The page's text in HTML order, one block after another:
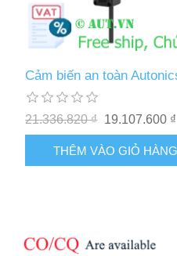
Cảm biến an toàn
21.336.820 ₫ 19.107.600 ₫
THÊM VÀO GIỎ HÀNG